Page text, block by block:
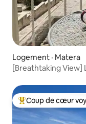
Logement · Matera
[Breathtaking View]
Coup de cœur
Coup de cœur